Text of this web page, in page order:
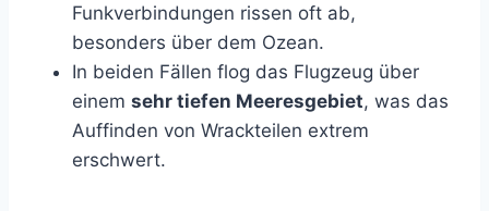
Funkverbindungen rissen oft ab,
besonders über dem Ozean.
In beiden Fällen flog das Flugzeug über
einem sehr tiefen Meeresgebiet, was das
Auffinden von Wrackteilen extrem
erschwert.